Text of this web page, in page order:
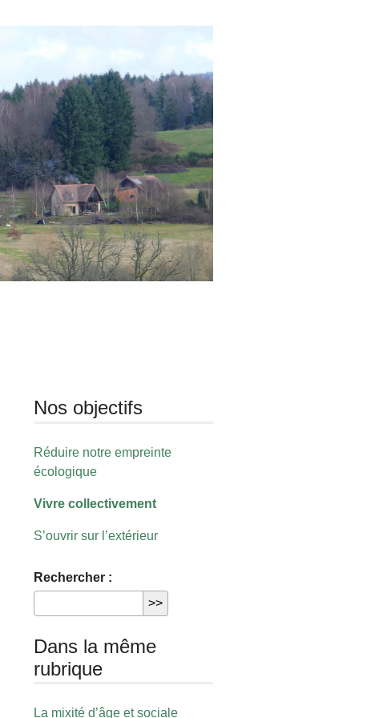
Nos objectifs
Réduire notre empreinte
écologique
Vivre collectivement
S’ouvrir sur l’extérieur
Rechercher :
Dans la même
rubrique
La mixité d’âge et sociale